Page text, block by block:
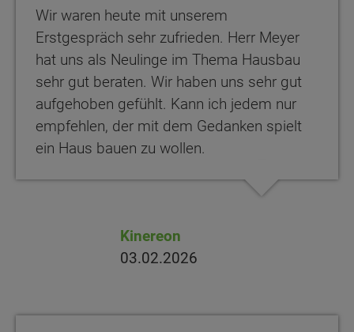
Wir waren heute mit unserem
Erstgespräch sehr zufrieden. Herr Meyer
hat uns als Neulinge im Thema Hausbau
sehr gut beraten. Wir haben uns sehr gut
aufgehoben gefühlt. Kann ich jedem nur
empfehlen, der mit dem Gedanken spielt
ein Haus bauen zu wollen.
Kinereon
03.02.2026